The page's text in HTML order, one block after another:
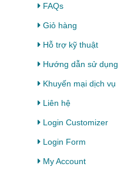
FAQs
Giỏ hàng
Hỗ trợ kỹ thuật
Hướng dẫn sử dụng
Khuyến mại dịch vụ
Liên hệ
Login Customizer
Login Form
My Account